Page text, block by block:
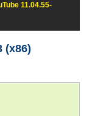
11.04.55-
(x86)